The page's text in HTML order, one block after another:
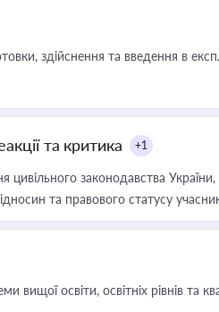
здійснення та введення в
та критика +1
законодавства
та правового статусу
освіти, освітніх рівнів та